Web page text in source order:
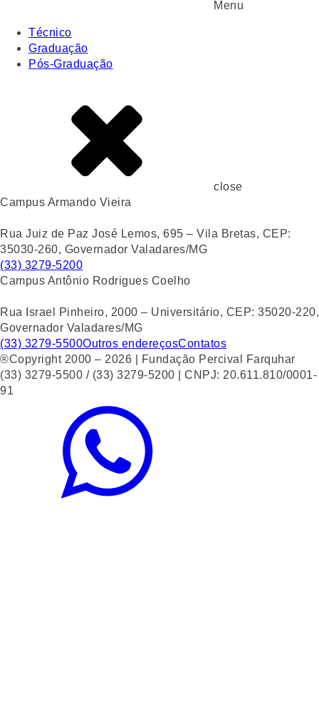
Menu
Técnico
Graduação
Pós-Graduação
close
Campus Armando Vieira
Rua Juiz de Paz José Lemos, 695 – Vila Bretas, CEP:
35030-260, Governador Valadares/MG
(33) 3279-5200
Campus Antônio Rodrigues Coelho
Rua Israel Pinheiro, 2000 – Universitário, CEP: 35020-220,
Governador Valadares/MG
(33) 3279-5500Outros endereçosContatos
®Copyright 2000 – 2026 | Fundação Percival Farquhar
(33) 3279-5500 / (33) 3279-5200 | CNPJ: 20.611.810/0001-
91